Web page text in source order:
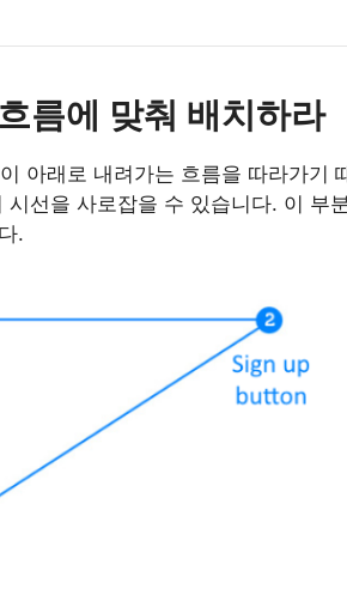
름에 맞춰 배치하라
아래로 내려가는 흐름을 따라가기
시선을 사로잡을 수 있습니다. 이 부
.